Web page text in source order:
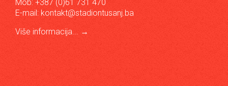
Mob: +387 (0)61 731 470
E-mail: kontakt@stadiontusanj.ba
Više informacija...
→